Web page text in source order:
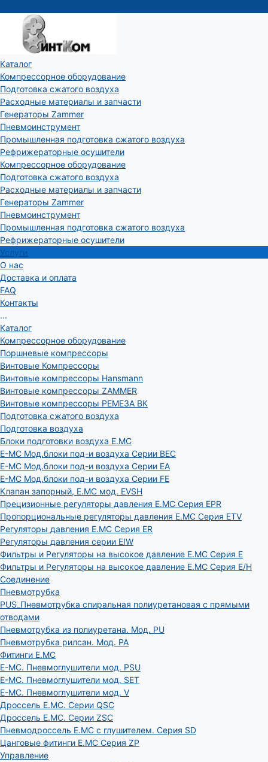
Каталог
Компрессорное оборудование
Подготовка сжатого воздуха
Расходные материалы и запчасти
Генераторы Zammer
Пневмоинструмент
Промышленная подготовка сжатого воздуха
Рефрижераторные осушители
Компрессорное оборудование
Подготовка сжатого воздуха
Расходные материалы и запчасти
Генераторы Zammer
Пневмоинструмент
Промышленная подготовка сжатого воздуха
Рефрижераторные осушители
Услуги
О нас
Доставка и оплата
FAQ
Контакты
...
Каталог
Компрессорное оборудование
Поршневые компрессоры
Винтовые Компрессоры
Винтовые компрессоры Hansmann
Винтовые компрессоры ZAMMER
Винтовые компрессоры РЕМЕЗА ВК
Подготовка сжатого воздуха
Подготовка воздуха
Блоки подготовки воздуха E.MC
E-MC Мод.блоки под-и воздуха Серии BEC
E-MC Мод.блоки под-и воздуха Серии EA
E-MC Мод.блоки под-и воздуха Серии FE
Клапан запорный, E.MC мод. EVSH
Прецизионные регуляторы давления E.MC Серия EPR
Пропорциональные регуляторы давления E.MC Серия ETV
Регуляторы давления E.MC Серия ER
Регуляторы давления серии EIW
Фильтры и Регуляторы на высокое давление E.MC Серия E
Фильтры и Регуляторы на высокое давление E.MC Серия E/H
Соединение
Пневмотрубка
PUS_Пневмотрубка спиральная полиуретановая с прямыми
отводами
Пневмотрубка из полиуретана. Мод. РU
Пневмотрубка рилсан. Мод. PA
Фитинги E.MC
E-MC. Пневмоглушители мод. PSU
E-MC. Пневмоглушители мод. SET
E-MC. Пневмоглушители мод. V
Дроссель E.MC. Серии QSC
Дроссель E.MC. Серии ZSC
Пневмодроссель E.MC с глушителем. Серия SD
Цанговые фитинги E.MC Серия ZP
Управление